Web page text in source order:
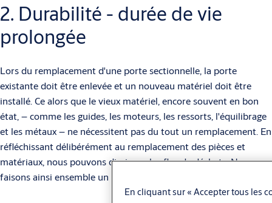
2. Durabilité - durée de vie
prolongée
Lors du remplacement d'une porte sectionnelle, la porte
existante doit être enlevée et un nouveau matériel doit être
installé. Ce alors que le vieux matériel, encore souvent en bon
état, – comme les guides, les moteurs, les ressorts, l'équilibrage
et les métaux – ne nécessitent pas du tout un remplacement. En
réfléchissant délibérément au remplacement des pièces et
matériaux, nous pouvons diminuer les flux de déchets. Nous
faisons ainsi ensemble un pas important vers un avenir durable.
En cliquant sur « Accepter tous les